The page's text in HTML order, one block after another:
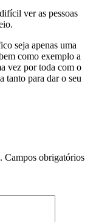
ver as pessoas
seja apenas uma
como exemplo a
vez por toda com o
tanto para dar o seu
Campos obrigatórios